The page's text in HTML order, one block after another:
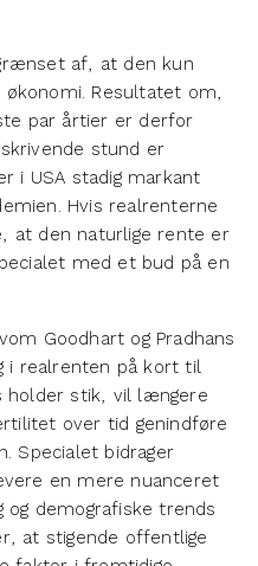
af, at den kun
Resultatet om,
par årtier er derfor
stund er
i USA stadig markant
Hvis realrenterne
at den naturlige rente er
med et bud på en
Goodhart og Pradhans
i realrenten på kort til
holder stik, vil længere
over tid genindføre
Specialet bidrager
en mere nuanceret
demografiske trends
at stigende offentlige